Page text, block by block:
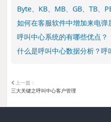
Byte、KB、MB、GB、TB、
如何在客服软件中增加来电弹
呼叫中心系统的有哪些优点？
什么是呼叫中心数据分析？
上一篇：
三大关键之呼叫中心客户管理